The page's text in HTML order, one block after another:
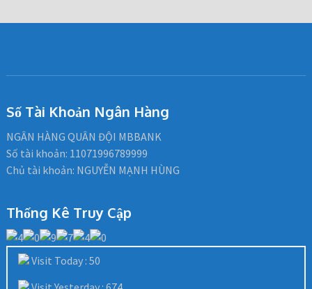
Số Tài Khoản Ngân Hàng
NGÂN HÀNG QUÂN ĐỘI MBBANK
Số tài khoản: 11071996789999
Chủ tài khoản: NGUYỄN MẠNH HÙNG
Thống Kê Truy Cập
Visit Today : 50